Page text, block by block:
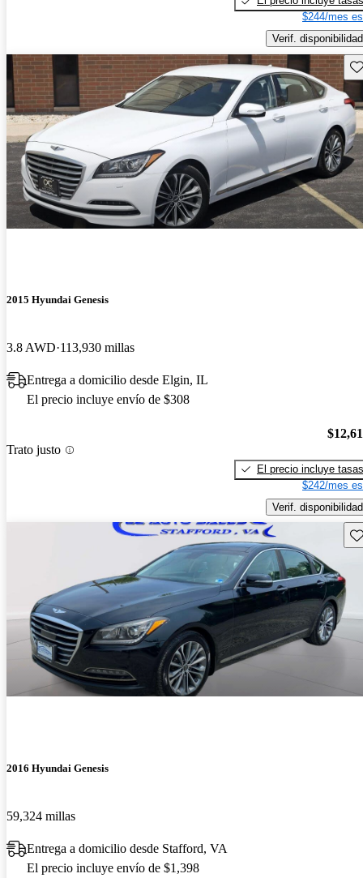
$244/mes
Verif. disponibilidad
2015 Hyundai Genesis
3.8 AWD 113,930 millas
Entrega a domicilio desde Elgin, IL
El precio incluye envío de $308
Trato justo
El precio incluye tasas
$242/mes
Verif. disponibilidad
2016 Hyundai Genesis
59,324 millas
Entrega a domicilio desde Stafford, VA
El precio incluye envío de $1,398